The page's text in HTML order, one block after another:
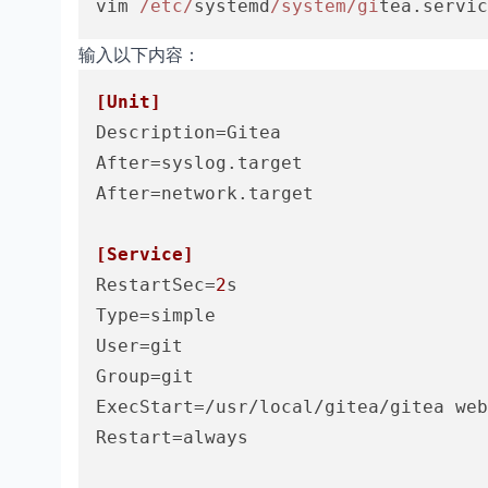
vim /etc/systemd /system/gi
输入以下内容：
[Unit]
Description
After
After=network.target
[Service]
RestartSec=2
Type
User
Group
ExecStart
Restart=always